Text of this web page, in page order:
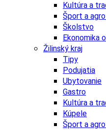
Kultúra a
Šport a
Školstvo
Ekonomika
Žilinský kraj
Tipy
Podujatia
Ubytovanie
Gastro
Kultúra a
Kúpele
Šport a